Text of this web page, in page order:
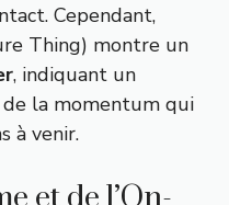
Cependant,
Thing) montre un
, indiquant un
la momentum qui
à venir.